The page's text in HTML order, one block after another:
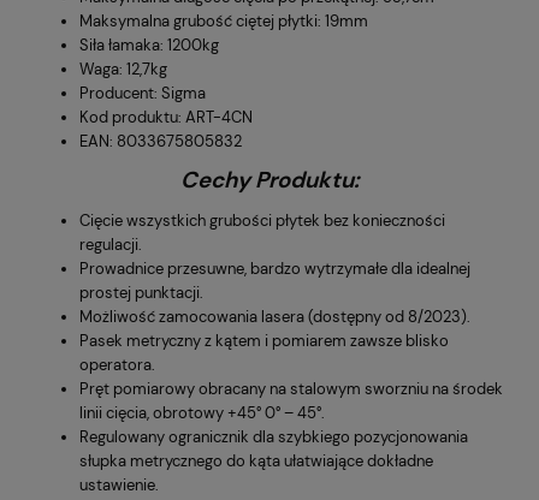
Maksymalna grubość ciętej płytki: 19mm
Siła łamaka: 1200kg
Waga: 12,7kg
Producent: Sigma
Kod produktu: ART-4CN
EAN: 8033675805832
Cechy Produktu:
Cięcie wszystkich grubości płytek bez konieczności
regulacji.
Prowadnice przesuwne, bardzo wytrzymałe dla idealnej
prostej punktacji.
Możliwość zamocowania lasera (dostępny od 8/2023).
Pasek metryczny z kątem i pomiarem zawsze blisko
operatora.
Pręt pomiarowy obracany na stalowym sworzniu na środek
linii cięcia, obrotowy +45° 0° – 45°.
Regulowany ogranicznik dla szybkiego pozycjonowania
słupka metrycznego do kąta ułatwiające dokładne
ustawienie.